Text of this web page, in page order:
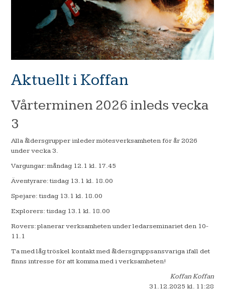
Aktuellt i Koffan
Vårterminen 2026 inleds vecka
3
Alla åldersgrupper inleder mötesverksamheten för år 2026
under vecka 3.
Vargungar: måndag 12.1 kl. 17.45
Äventyrare: tisdag 13.1 kl. 18.00
Spejare: tisdag 13.1 kl. 18.00
Explorers: tisdag 13.1 kl. 18.00
Rovers: planerar verksamheten under ledarseminariet den 10-
11.1
Ta med låg tröskel kontakt med åldersgruppsansvariga ifall det
finns intresse för att komma med i verksamheten!
Koffan Koffan
31.12.2025 kl. 11:28